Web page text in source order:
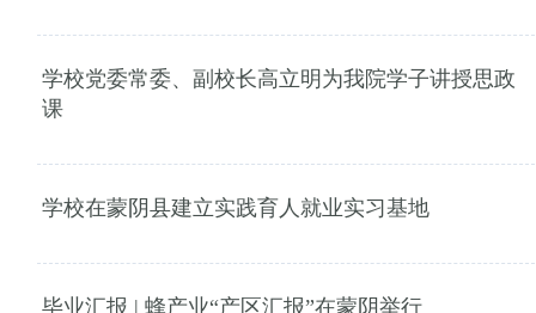
学校党委常委、副校长高立明为我院学子讲授思政
课
学校在蒙阴县建立实践育人就业实习基地
毕业汇报 | 蜂产业“产区汇报”在蒙阴举行